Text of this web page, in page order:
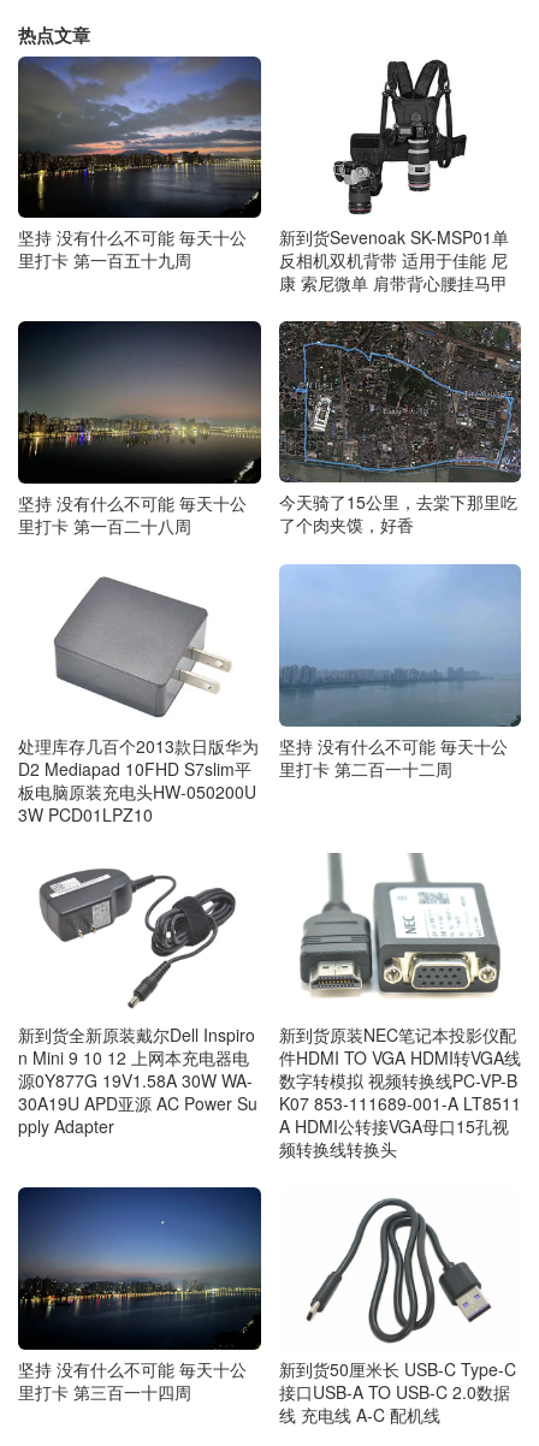
热点文章
坚持 没有什么不可能 毎天十公
里打卡 第一百五十九周
新到货Sevenoak SK-MSP01单
反相机双机背带 适用于佳能 尼
康 索尼微单 肩带背心腰挂马甲
坚持 没有什么不可能 毎天十公
里打卡 第一百二十八周
今天骑了15公里，去棠下那里吃
了个肉夹馍，好香
处理库存几百个2013款日版华为
D2 Mediapad 10FHD S7slim平
板电脑原装充电头HW-050200U
3W PCD01LPZ10
坚持 没有什么不可能 毎天十公
里打卡 第二百一十二周
新到货全新原装戴尔Dell Inspiro
n Mini 9 10 12 上网本充电器电
源0Y877G 19V1.58A 30W WA-
30A19U APD亚源 AC Power Su
pply Adapter
新到货原装NEC笔记本投影仪配
件HDMI TO VGA HDMI转VGA线
数字转模拟 视频转换线PC-VP-B
K07 853-111689-001-A LT8511
A HDMI公转接VGA母口15孔视
频转换线转换头
坚持 没有什么不可能 毎天十公
里打卡 第三百一十四周
新到货50厘米长 USB-C Type-C
接口USB-A TO USB-C 2.0数据
线 充电线 A-C 配机线